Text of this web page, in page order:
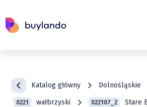
Katalog główny Dolnośląskie
0221 wałbrzyski 022107_2 Stare